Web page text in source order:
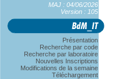
MAJ : 04/06/2026
Version : 105
Présentation
Recherche par code
Recherche par laboratoire
Nouvelles Inscriptions
Modifications de la semaine
Téléchargement